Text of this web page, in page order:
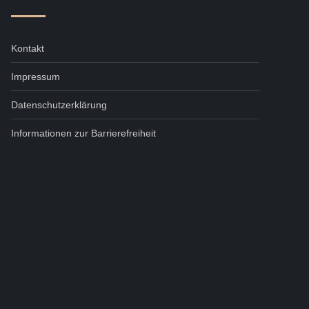
Kontakt
Impressum
Datenschutzerklärung
Informationen zur Barrierefreiheit